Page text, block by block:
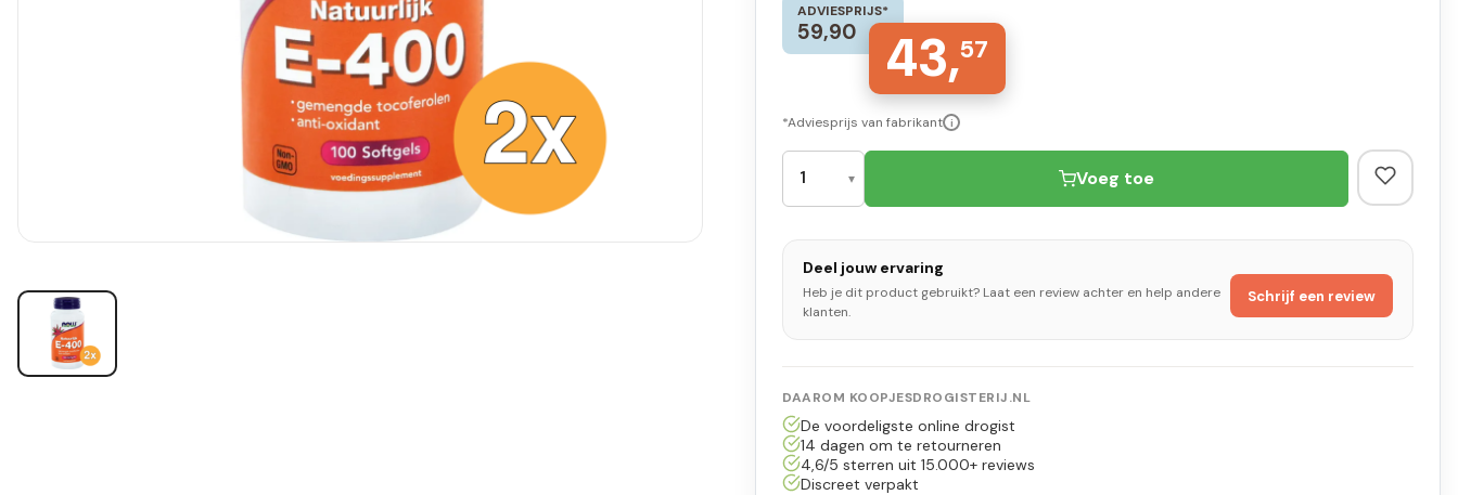
ADVIESPRIJS*
59,90 43,57
*Adviesprijs van fabrikant i
Voeg toe
Deel jouw ervaring
Heb je dit product gebruikt? Laat een review achter en help andere
klanten.
Schrijf een review
DAAROM KOOPJESDROGISTERIJ.NL
De voordeligste online drogist
14 dagen om te retourneren
4,6/5 sterren uit 15.000+ reviews
Discreet verpakt